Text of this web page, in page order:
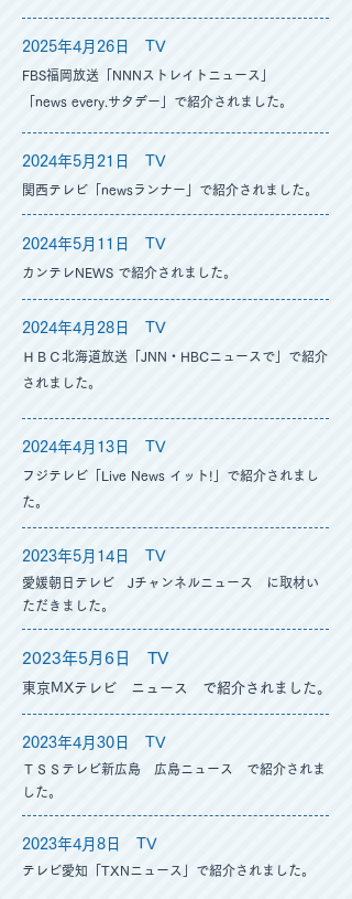
2025年4月26 日 TV
FBS福岡放送「NNNストレイトニュース」
「news every.サタデー」で紹介されました。
2024年5月21 日 TV
関西テレビ「newsランナー」で紹介されました。
2024年5月11 日 TV
カンテレNEWS で紹介されました。
2024年4月28 日 TV
ＨＢＣ北海道放送「JNN・HBCニュースで」で紹介
されました。
2024年4月13 日 TV
フジテレビ「Live News イット!」で紹介されまし
た。
2023年5月14 日 TV
愛媛朝日テレビ Jチャンネルニュース に取材い
ただきました。
2023年5月6 日 TV
東京MXテレビ ニュース で紹介されました。
2023年4月30 日 TV
ＴＳＳテ レビ新広島 広島ニュース で紹介されま
した。
2023年4月8 日 TV
テレビ愛知「TXNニュース」で紹介されました。